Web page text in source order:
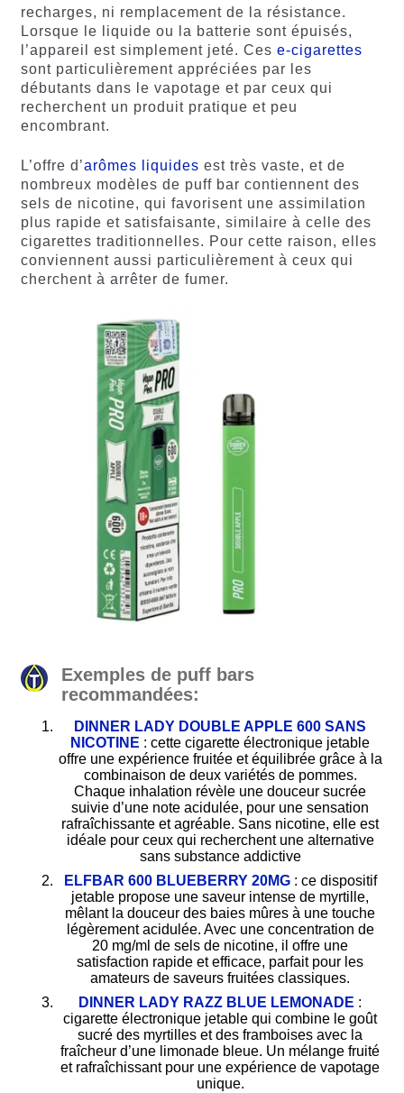
recharges, ni remplacement de la résistance.
Lorsque le liquide ou la batterie sont épuisés,
l’appareil est simplement jeté. Ces e-cigarettes
sont particulièrement appréciées par les
débutants dans le vapotage et par ceux qui
recherchent un produit pratique et peu
encombrant.
L’offre d’arômes liquides est très vaste, et de
nombreux modèles de puff bar contiennent des
sels de nicotine, qui favorisent une assimilation
plus rapide et satisfaisante, similaire à celle des
cigarettes traditionnelles. Pour cette raison, elles
conviennent aussi particulièrement à ceux qui
cherchent à arrêter de fumer.
Exemples de puff bars
recommandées:
DINNER LADY DOUBLE APPLE 600 SANS
NICOTINE : cette cigarette électronique jetable
offre une expérience fruitée et équilibrée grâce à la
combinaison de deux variétés de pommes.
Chaque inhalation révèle une douceur sucrée
suivie d’une note acidulée, pour une sensation
rafraîchissante et agréable. Sans nicotine, elle est
idéale pour ceux qui recherchent une alternative
sans substance addictive
ELFBAR 600 BLUEBERRY 20MG: ce dispositif
jetable propose une saveur intense de myrtille,
mêlant la douceur des baies mûres à une touche
légèrement acidulée. Avec une concentration de
20 mg/ml de sels de nicotine, il offre une
satisfaction rapide et efficace, parfait pour les
amateurs de saveurs fruitées classiques.
DINNER LADY RAZZ BLUE LEMONADE :
cigarette électronique jetable qui combine le goût
sucré des myrtilles et des framboises avec la
fraîcheur d’une limonade bleue. Un mélange fruité
et rafraîchissant pour une expérience de vapotage
unique.